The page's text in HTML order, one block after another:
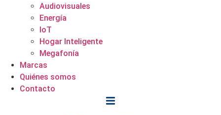
Audiovisuales
Energía
IoT
Hogar Inteligente
Megafonía
Marcas
Quiénes somos
Contacto